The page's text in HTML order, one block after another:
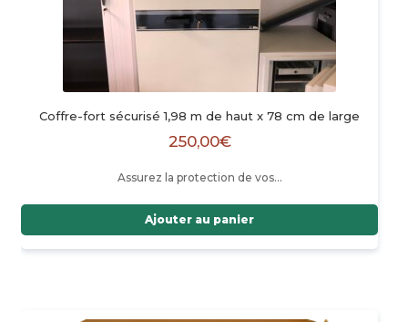
Coffre-fort sécurisé 1,98 m de haut x 78 cm de large
250,00€
Assurez la protection de vos…
Ajouter au panier